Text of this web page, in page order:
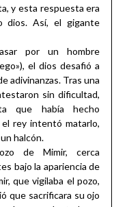
y esta respuesta era
dios. Así, el gigante
por un hombre
el dios desafió a
adivinanzas. Tras una
sin dificultad,
que había hecho
rey intentó matarlo,
halcón.
de Mimir, cerca
bajo la apariencia de
que vigilaba el pozo,
que sacrificara su ojo